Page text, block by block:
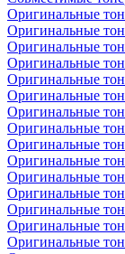
Оригинальные
Оригинальные
Оригинальные
Оригинальные
Оригинальные
Оригинальные
Оригинальные
Оригинальные
Оригинальные
Оригинальные
Оригинальные
Оригинальные
Оригинальные
Оригинальные
Оригинальные